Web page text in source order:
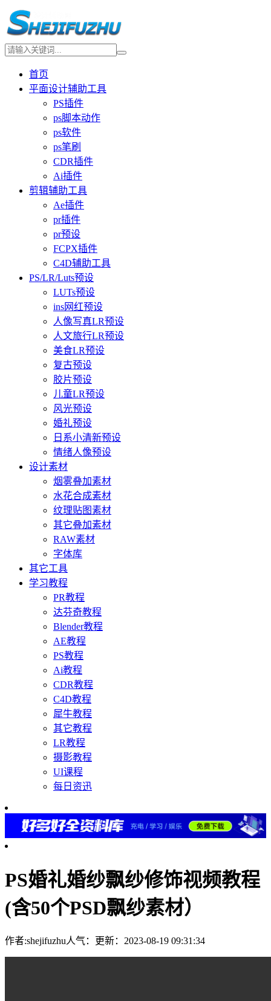
首页
平面设计辅助工具
PS插件
ps脚本动作
ps软件
ps笔刷
CDR插件
Ai插件
剪辑辅助工具
Ae插件
pr插件
pr预设
FCPX插件
C4D辅助工具
PS/LR/Luts预设
LUTs预设
ins网红预设
人像写真LR预设
人文旅行LR预设
美食LR预设
复古预设
胶片预设
儿童LR预设
风光预设
婚礼预设
日系小清新预设
情绪人像预设
设计素材
烟雾叠加素材
水花合成素材
纹理贴图素材
其它叠加素材
RAW素材
字体库
其它工具
学习教程
PR教程
达芬奇教程
Blender教程
AE教程
PS教程
Ai教程
CDR教程
C4D教程
犀牛教程
其它教程
LR教程
摄影教程
UI课程
每日资迅
PS婚礼婚纱飘纱修饰视频教程
(含50个PSD飘纱素材）
作者:shejifuzhu人气： 更新：2023-08-19 09:31:34